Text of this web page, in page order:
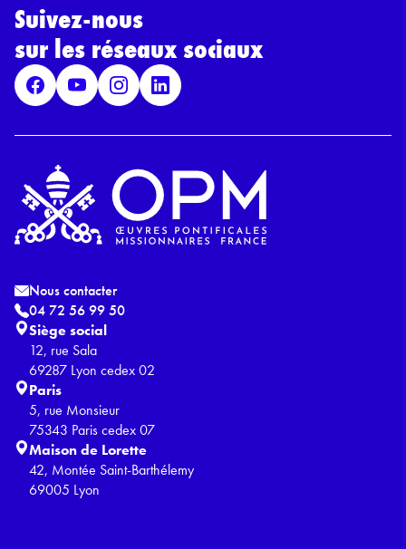
R
P
D
*
Suivez-nous
sur les réseaux sociaux
Nous contacter
04 72 56 99 50
Siège social
12, rue Sala
69287 Lyon cedex 02
Paris
5, rue Monsieur
75343 Paris cedex 07
Maison de Lorette
42, Montée Saint-Barthélemy
69005 Lyon